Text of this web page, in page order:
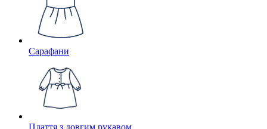
Сарафани
Плаття з довгим рукавом